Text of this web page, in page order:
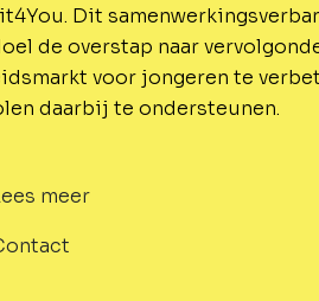
Dit
de overstap naar
voor jongeren te
daarbij te ondersteunen.
meer